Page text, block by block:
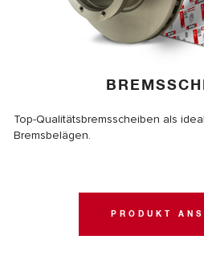
Top-Qualitätsbremsscheiben als
Bremsbelägen.
PRODUKT